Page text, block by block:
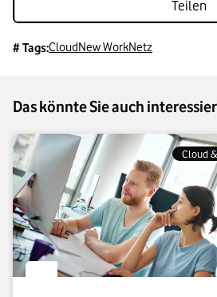
Teilen
# Tags:CloudNew WorkNetz
Das könnte Sie auch
Cloud